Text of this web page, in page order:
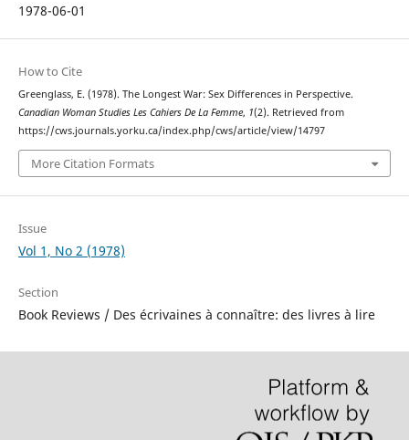
1978-06-01
How to Cite
Greenglass, E. (1978). The Longest War: Sex Differences in Perspective.
Canadian Woman Studies Les Cahiers De La Femme, 1(2). Retrieved from
https://cws.journals.yorku.ca/index.php/cws/article/view/14797
More Citation Formats
Issue
Vol 1, No 2 (1978)
Section
Book Reviews / Des écrivaines à connaître: des livres à lire